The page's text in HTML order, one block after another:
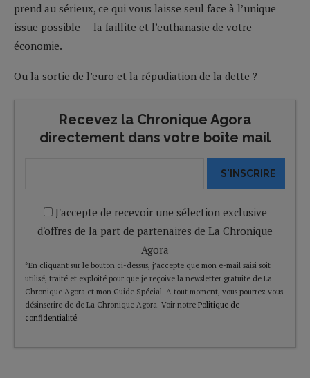
prend au sérieux, ce qui vous laisse seul face à l’unique
issue possible — la faillite et l’euthanasie de votre
économie.
Ou la sortie de l’euro et la répudiation de la dette ?
Recevez la Chronique Agora
directement dans votre boîte mail
S'INSCRIRE
J'accepte de recevoir une sélection exclusive
d'offres de la part de partenaires de La Chronique
Agora
*En cliquant sur le bouton ci-dessus, j’accepte que mon e-mail saisi soit
utilisé, traité et exploité pour que je reçoive la newsletter gratuite de La
Chronique Agora et mon Guide Spécial. A tout moment, vous pourrez vous
désinscrire de de La Chronique Agora. Voir notre Politique de
confidentialité.